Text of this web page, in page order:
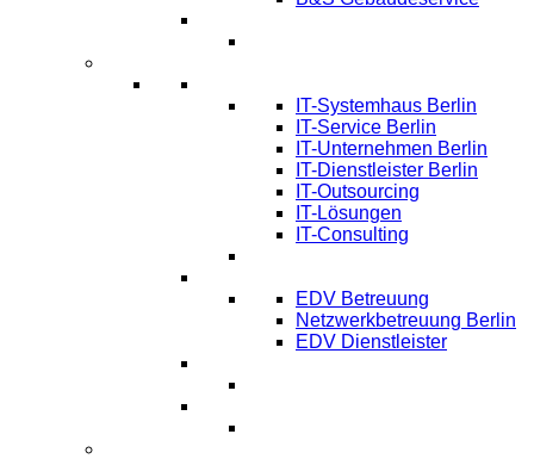
IT-Systemhaus Berlin
IT-Service Berlin
IT-Unternehmen Berlin
IT-Dienstleister Berlin
IT-Outsourcing
IT-Lösungen
IT-Consulting
EDV Betreuung
Netzwerkbetreuung Berlin
EDV Dienstleister